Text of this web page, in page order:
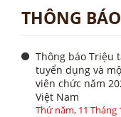
THÔNG BÁO
Thông báo Triệu
tuyển dụng và
viên chức năm
Việt Nam
Thứ năm, 11 Tháng